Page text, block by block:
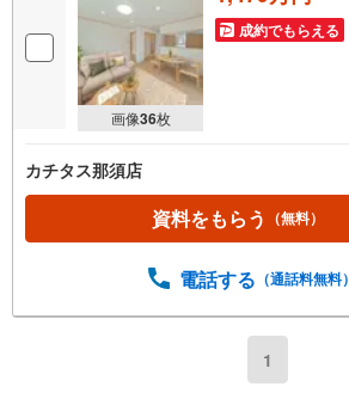
画像36枚
成約でもらえる
カチタス那須店
資料をもらう （無料）
電話する （通話料無料）
1